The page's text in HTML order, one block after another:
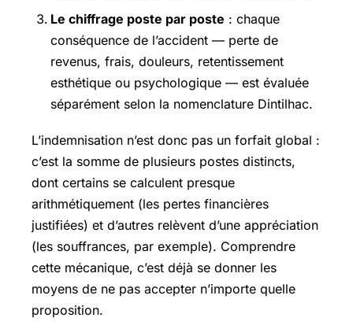
Le chiffrage poste par poste : chaque
conséquence de l’accident — perte de
revenus, frais, douleurs, retentissement
esthétique ou psychologique — est évaluée
séparément selon la nomenclature Dintilhac.
L’indemnisation n’est donc pas un forfait global :
c’est la somme de plusieurs postes distincts,
dont certains se calculent presque
arithmétiquement (les pertes financières
justifiées) et d’autres relèvent d’une appréciation
(les souffrances, par exemple). Comprendre
cette mécanique, c’est déjà se donner les
moyens de ne pas accepter n’importe quelle
proposition.